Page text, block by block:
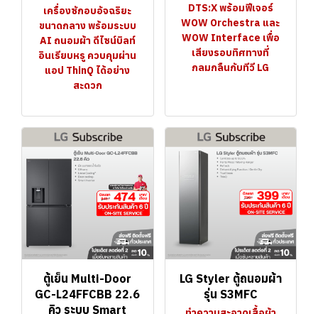
เครื่องซักอบอัจฉริยะ
ขนาดกลาง พร้อมระบบ
AI ถนอมผ้า ดีไซน์บิลท์
อินเรียบหรู ควบคุมผ่าน
แอป ThinQ ได้อย่าง
สะดวก
DTS:X พร้อมฟีเจอร์
WOW Orchestra และ
WOW Interface เพื่อ
เสียงรอบทิศทางที่
กลมกลืนกับทีวี LG
ตู้เย็น Multi-Door
GC-L24FFCBB 22.6
คิว ระบบ Smart
LG Styler ตู้ถนอมผ้า
รุ่น S3MFC